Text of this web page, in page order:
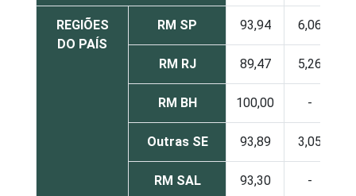
REGIÕES
DO PAÍS
RM SP 93,94 6,06
RM RJ 89,47 5,26
RM BH 100,00 -
Outras SE 93,89 3,05
RM SAL 93,30 -